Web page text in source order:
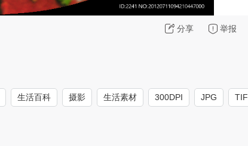
分享 举报
生活百科 摄影 生活素材 300DPI JPG TIF